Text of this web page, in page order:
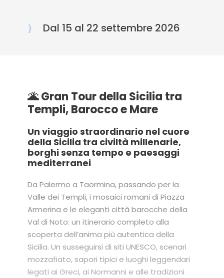
Dal 15 al 22 settembre 2026
🌋 Gran Tour della Sicilia tra
Templi, Barocco e Mare
Un viaggio straordinario nel cuore
della Sicilia tra civiltà millenarie,
borghi senza tempo e paesaggi
mediterranei
Da Palermo a Taormina, passando per la
Valle dei Templi, i mosaici romani di Piazza
Armerina e le eleganti città barocche della
Val di Noto: un itinerario completo alla
scoperta dell’anima più autentica della
Sicilia. Un susseguirsi di siti UNESCO, scenari
mozzafiato, sapori tipici e luoghi leggendari
legati ai Greci, ai Normanni e alle tradizioni